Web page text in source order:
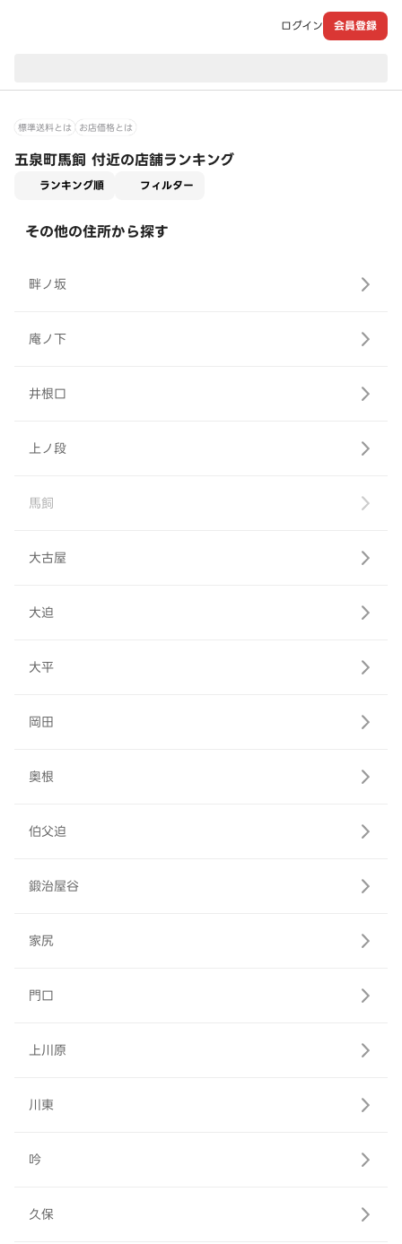
ログイン 会員登録
標準送料とは お店価格とは
五泉町馬飼 付近の店舗ランキング
ランキング順 フィルター
その他の住所から探す
畔ノ坂
庵ノ下
井根口
上ノ段
馬飼
大古屋
大迫
大平
岡田
奥根
伯父迫
鍛治屋谷
家尻
門口
上川原
川東
吟
久保